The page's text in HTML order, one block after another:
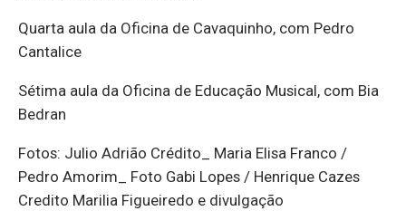
Quarta aula da Oficina de Cavaquinho, com Pedro
Cantalice
Sétima aula da Oficina de Educação Musical, com Bia
Bedran
Fotos: Julio Adrião Crédito_ Maria Elisa Franco /
Pedro Amorim_ Foto Gabi Lopes / Henrique Cazes
Credito Marilia Figueiredo e divulgação